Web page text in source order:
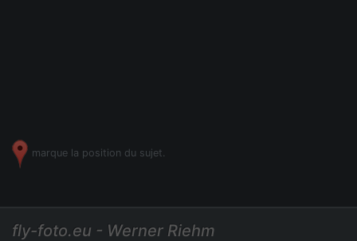
marque la position du sujet.
fly-foto.eu - Werner Riehm